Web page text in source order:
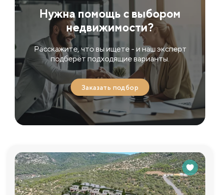
Нужна помощь с выбором
недвижимости?
Расскажите, что вы ищете - и наш эксперт
подберёт подходящие варианты.
Заказать подбор